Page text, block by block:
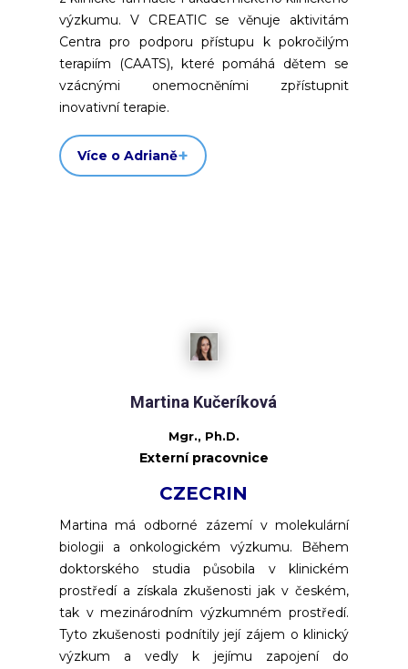
výzkumu. V CREATIC se věnuje aktivitám
Centra pro podporu přístupu k pokročilým
terapiím (CAATS), které pomáhá dětem se
vzácnými onemocněními zpřístupnit
inovativní terapie.
Více o Adrianě
Martina Kučeríková
Mgr., Ph.D.
Externí pracovnice
CZECRIN
Martina má odborné zázemí v molekulární
biologii a onkologickém výzkumu. Během
doktorského studia působila v klinickém
prostředí a získala zkušenosti jak v českém,
tak v mezinárodním výzkumném prostředí.
Tyto zkušenosti podnítily její zájem o klinický
výzkum a vedly k jejímu zapojení do